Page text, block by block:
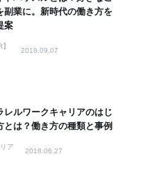
副業に。新時代の働き方を
案
】
2018.09.07
レルワークキャリアのはじ
とは？働き方の種類と事例
ア
2018.06.27